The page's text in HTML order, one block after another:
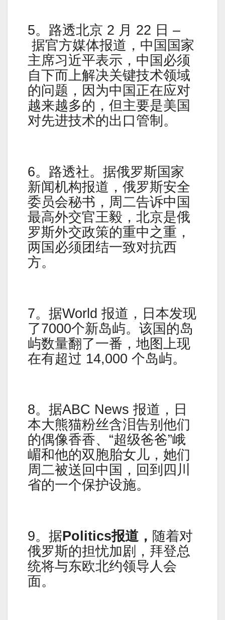
5。路透北京 2 月 22 日 –
据官方媒体报道，中国国家
主席习近平表示，中国必须
自下而上解决关键技术领域
的问题，因为中国正在应对
越来越多的，但主要是美国
对先进技术的出口管制。
6。路透社。据俄罗斯国家
新闻机构报道，俄罗斯安全
委员会秘书，周二告诉中国
最高外交官王毅，北京是俄
罗斯外交政策的重中之重，
两国必须团结一致对抗西
方。
7。据World 报道，日本发现
了7000个新岛屿。该国的岛
屿数量翻了一番，地图上现
在有超过 14,000 个岛屿。
8。据ABC News 报道，日
本大熊猫粉丝含泪告别他们
的偶像香香、“超级爸爸”峨
嵋和他的双胞胎女儿，她们
周二被送回中国，回到四川
省的一个保护设施。
9。据Politics报道， 随着对
俄罗斯的担忧加剧，拜登总
统将与东欧北约领导人会
面。